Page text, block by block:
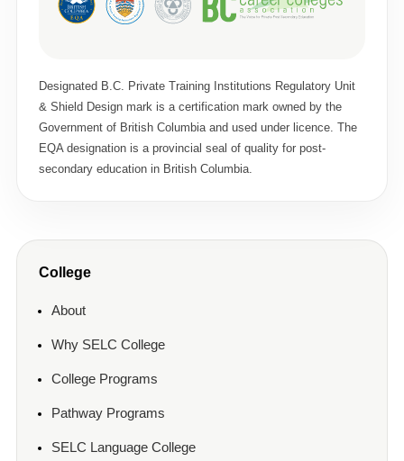
Designated B.C. Private Training Institutions Regulatory Unit
& Shield Design mark is a certification mark owned by the
Government of British Columbia and used under licence. The
EQA designation is a provincial seal of quality for post-
secondary education in British Columbia.
College
About
Why SELC College
College Programs
Pathway Programs
SELC Language College